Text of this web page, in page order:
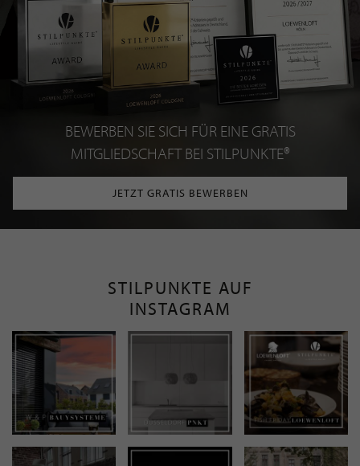
BEWERBEN SIE SICH FÜR EINE GRATIS
MITGLIEDSCHAFT BEI STILPUNKTE®
JETZT GRATIS BEWERBEN
STILPUNKTE AUF
INSTAGRAM